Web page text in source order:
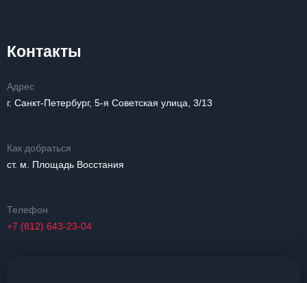
Контакты
Адрес
г. Санкт-Петербург, 5-я Советская улица, 3/13
Как добраться
ст. м. Площадь Восстания
Телефон
+7 (812) 643-23-04